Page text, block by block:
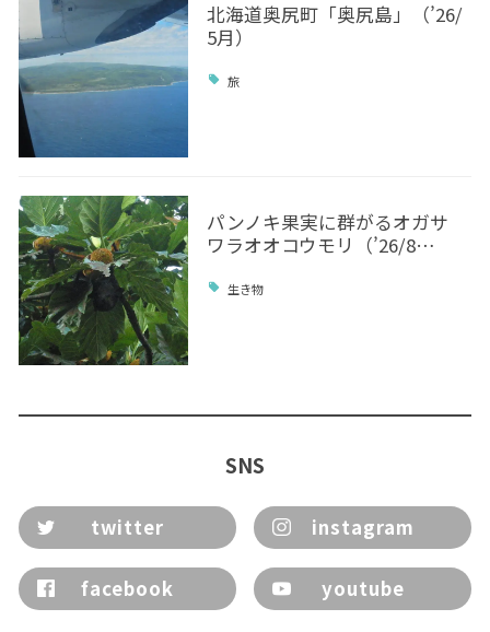
北海道奥尻町「奥尻島」（’26/
5月）
旅
パンノキ果実に群がるオガサ
ワラオオコウモリ（’26/8…
生き物
SNS
twitter instagram
facebook youtube